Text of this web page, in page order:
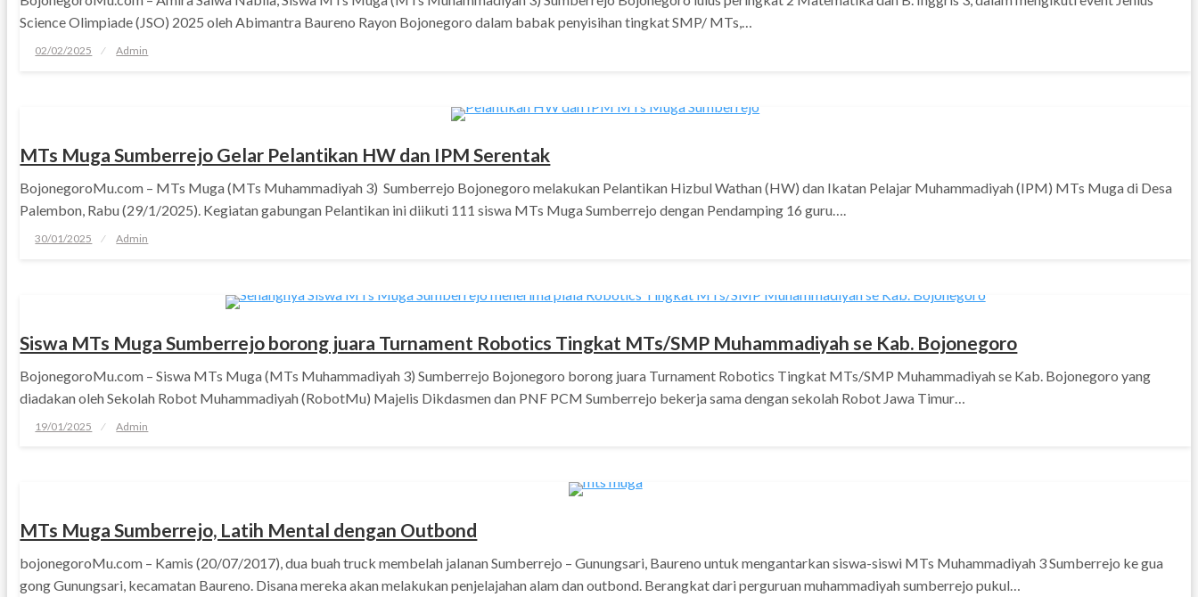
Science Olimpiade (JSO) 2025 oleh Abimantra Baureno Rayon Bojonegoro dalam babak penyisihan tingkat SMP/ MTs,…
on
02/02/2025 Admin
MTs Muga Sumberrejo Gelar Pelantikan HW dan IPM Serentak
BojonegoroMu.com – MTs Muga (MTs Muhammadiyah 3) Sumberrejo Bojonegoro melakukan Pelantikan Hizbul Wathan (HW) dan Ikatan Pelajar Muhammadiyah (IPM) MTs Muga di Desa
Palembon, Rabu (29/1/2025). Kegiatan gabungan Pelantikan ini diikuti 111 siswa MTs Muga Sumberrejo dengan Pendamping 16 guru….
on
30/01/2025 Admin
Siswa MTs Muga Sumberrejo borong juara Turnament Robotics Tingkat MTs/SMP Muhammadiyah se Kab. Bojonegoro
BojonegoroMu.com – Siswa MTs Muga (MTs Muhammadiyah 3) Sumberrejo Bojonegoro borong juara Turnament Robotics Tingkat MTs/SMP Muhammadiyah se Kab. Bojonegoro yang
diadakan oleh Sekolah Robot Muhammadiyah (RobotMu) Majelis Dikdasmen dan PNF PCM Sumberrejo bekerja sama dengan sekolah Robot Jawa Timur…
on
19/01/2025 Admin
MTs Muga Sumberrejo, Latih Mental dengan Outbond
bojonegoroMu.com – Kamis (20/07/2017), dua buah truck membelah jalanan Sumberrejo – Gunungsari, Baureno untuk mengantarkan siswa-siswi MTs Muhammadiyah 3 Sumberrejo ke gua
gong Gunungsari, kecamatan Baureno. Disana mereka akan melakukan penjelajahan alam dan outbond. Berangkat dari perguruan muhammadiyah sumberrejo pukul…